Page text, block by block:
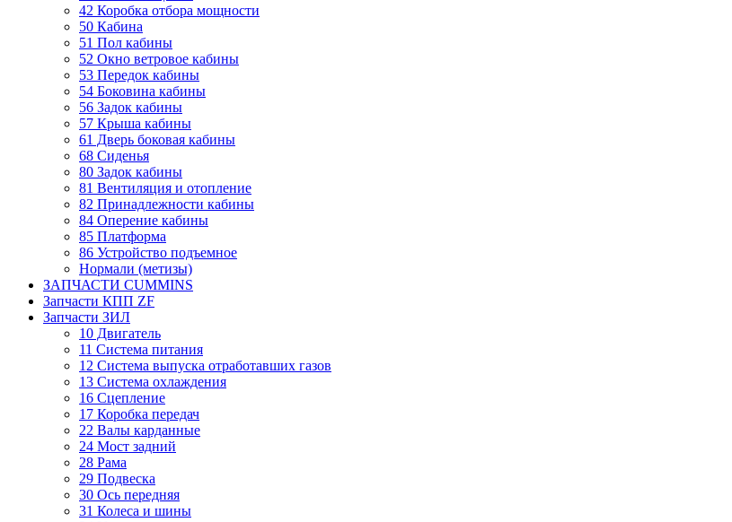
42 Коробка отбора мощности
50 Кабина
51 Пол кабины
52 Окно ветровое кабины
53 Передок кабины
54 Боковина кабины
56 Задок кабины
57 Крыша кабины
61 Дверь боковая кабины
68 Сиденья
80 Задок кабины
81 Вентиляция и отопление
82 Принадлежности кабины
84 Оперение кабины
85 Платформа
86 Устройство подъемное
Нормали (метизы)
ЗАПЧАСТИ CUMMINS
Запчасти КПП ZF
Запчасти ЗИЛ
10 Двигатель
11 Система питания
12 Система выпуска отработавших газов
13 Система охлаждения
16 Сцепление
17 Коробка передач
22 Валы карданные
24 Мост задний
28 Рама
29 Подвеска
30 Ось передняя
31 Колеса и шины